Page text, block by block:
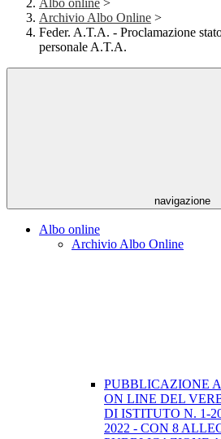
Albo online >
Archivio Albo Online >
Feder. A.T.A. - Proclamazione
personale A.T.A.
navigazione
Albo online
Archivio Albo Online
PUBBLICAZIONE
ON LINE DEL
DI ISTITUTO N. 1-
2022 - CON 8